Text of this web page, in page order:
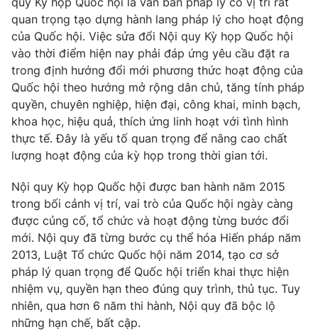
Phó Tổng Biên tập:Nguyễn Thị Mỹ Hạnh, Phạm Quốc Thắng,
Nguyễn Trọng Ninh
Tổng đài VTV:024.38 355 931 - 024.38 355 932
Ðiện thoại Thời báo VTV: 024.66 897 897
Email: toasoan@vtv.vn
Liên hệ quảng cáo:024-7300.7108
® Cấm sao chép dưới mọi hình thức nếu không có sự chấp
thuận bằng văn bản. Ghi rõ nguồn VTV.vn khi phát hành lại
quan trọng tạo dựng hành lang pháp lý cho hoạt động
của Quốc hội. Việc sửa đổi Nội quy Kỳ họp Quốc hội
vào thời điểm hiện nay phải đáp ứng yêu cầu đặt ra
trong định hướng đổi mới phương thức hoạt động của
Quốc hội theo hướng mở rộng dân chủ, tăng tính pháp
quyền, chuyên nghiệp, hiện đại, công khai, minh bạch,
khoa học, hiệu quả, thích ứng linh hoạt với tình hình
thực tế. Đây là yếu tố quan trọng để nâng cao chất
lượng hoạt động của kỳ họp trong thời gian tới.
Nội quy Kỳ họp Quốc hội được ban hành năm 2015
trong bối cảnh vị trí, vai trò của Quốc hội ngày càng
được củng cố, tổ chức và hoạt động từng bước đổi
mới. Nội quy đã từng bước cụ thể hóa Hiến pháp năm
2013, Luật Tổ chức Quốc hội năm 2014, tạo cơ sở
pháp lý quan trọng để Quốc hội triển khai thực hiện
nhiệm vụ, quyền hạn theo đúng quy trình, thủ tục. Tuy
nhiên, qua hơn 6 năm thi hành, Nội quy đã bộc lộ
những hạn chế, bất cập.